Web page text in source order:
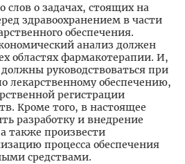
слов о задачах, стоящих на
здравоохранением в части
обеспечения.
анализ должен
областях фармакотерапии. И,
руководствоваться при
лекарственному обеспечению,
регистрации
Кроме того, в настоящее
разработку и внедрение
также произвести
процесса обеспечения
средствами.